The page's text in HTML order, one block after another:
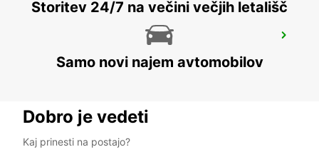
EPINAL RAILWAY STATION - SERVICE
EPINAL - FRANCE
Storitev 24/7 na večini večjih letališč
Samo novi najem avtomobilov
Dobro je vedeti
Kaj prinesti na postajo?